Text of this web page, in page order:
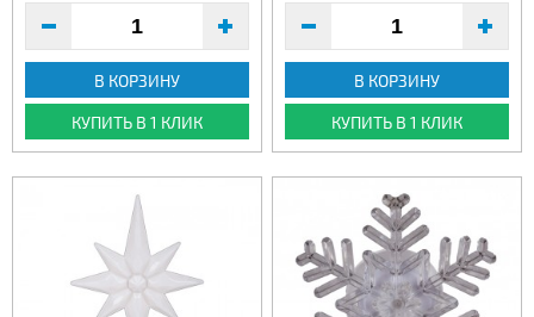
В КОРЗИНУ
КУПИТЬ В 1 КЛИК
В КОРЗИНУ
КУПИТЬ В 1 КЛИК